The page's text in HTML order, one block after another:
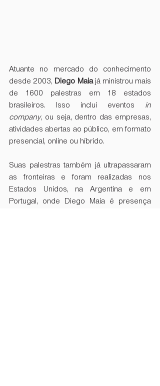
Atuante no mercado do conhecimento
desde 2003, Diego Maia já ministrou mais
de 1600 palestras em 18 estados
brasileiros. Isso inclui eventos in
company, ou seja, dentro das empresas,
atividades abertas ao público, em formato
presencial, online ou híbrido.
Suas palestras também já ultrapassaram
as fronteiras e foram realizadas nos
Estados Unidos, na Argentina e em
Portugal, onde Diego Maia é presença